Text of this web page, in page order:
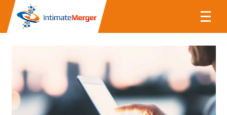
株式会社インテ